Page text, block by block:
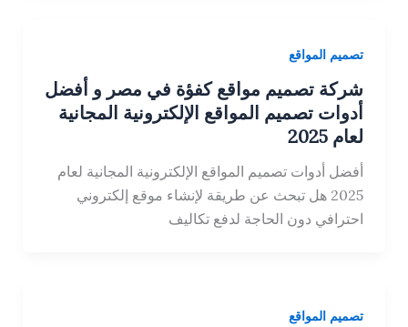
تصميم المواقع
شركة تصميم مواقع كفؤة في مصر و أفضل
أدوات تصميم المواقع الإلكترونية المجانية
لعام 2025
أفضل أدوات تصميم المواقع الإلكترونية المجانية لعام
2025 هل تبحث عن طريقة لإنشاء موقع إلكتروني
احترافي دون الحاجة لدفع تكاليف
تصميم المواقع